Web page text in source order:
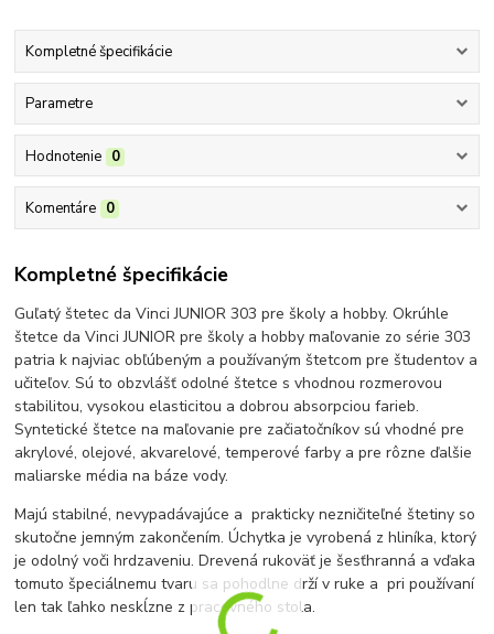
Kompletné špecifikácie
Parametre
Hodnotenie 0
Komentáre 0
Kompletné špecifikácie
Guľatý štetec da Vinci JUNIOR 303 pre školy a hobby. Okrúhle
štetce da Vinci JUNIOR pre školy a hobby maľovanie zo série 303
patria k najviac obľúbeným a používaným štetcom pre študentov a
učiteľov. Sú to obzvlášť odolné štetce s vhodnou rozmerovou
stabilitou, vysokou elasticitou a dobrou absorpciou farieb.
Syntetické štetce na maľovanie pre začiatočníkov sú vhodné pre
akrylové, olejové, akvarelové, temperové farby a pre rôzne ďalšie
maliarske média na báze vody.
Majú stabilné, nevypadávajúce a prakticky nezničiteľné štetiny so
skutočne jemným zakončením. Úchytka je vyrobená z hliníka, ktorý
je odolný voči hrdzaveniu. Drevená rukoväť je šesťhranná a vďaka
tomuto špeciálnemu tvaru sa pohodlne drží v ruke a pri používaní
len tak ľahko neskĺzne z pracovného stola.